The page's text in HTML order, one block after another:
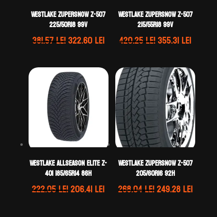
WestLake ZUPERSNOW Z-507
225/50R18 99V
381.57leiPrețul
a
fost:
381.57 lei.
322.60leiPrețul
este:
322.60 lei.
WestLake ZUPERSNOW Z-507
215/55R18 99V
420.25leiPrețul
a
fost:
420.25 lei.
355.31leiPrețul
este:
WestLake ALLSEASON ELITE Z-
401 185/65R14 86H
222.05leiPrețul
206.41leiPrețul
WestLake ZUPERSNOW Z-507
205/60R16 92H
268.04leiPrețul
249.28leiPrețul